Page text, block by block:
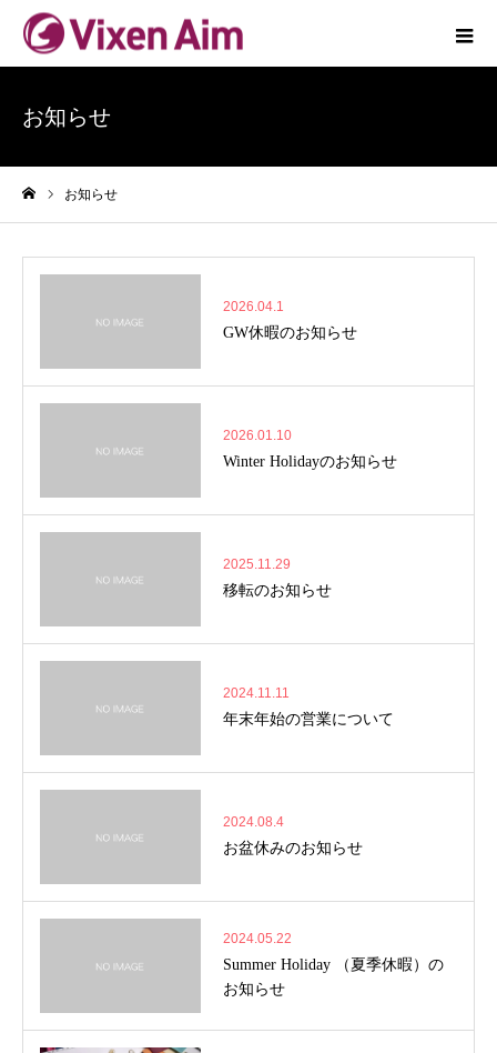
お知らせ
お知らせ
2026.04.1
GW休暇のお知らせ
2026.01.10
Winter Holidayのお知らせ
2025.11.29
移転のお知らせ
2024.11.11
年末年始の営業について
2024.08.4
お盆休みのお知らせ
2024.05.22
Summer Holiday （夏季休暇）の
お知らせ